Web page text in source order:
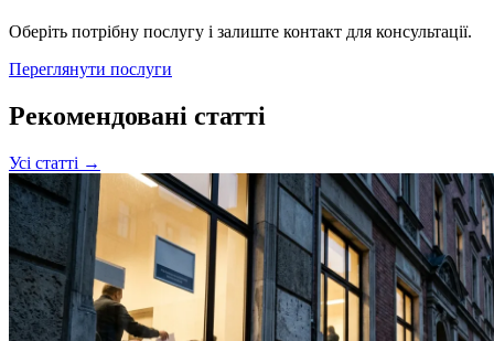
Оберіть потрібну послугу і залиште контакт для консультації.
Переглянути послуги
Рекомендовані статті
Усі статті →